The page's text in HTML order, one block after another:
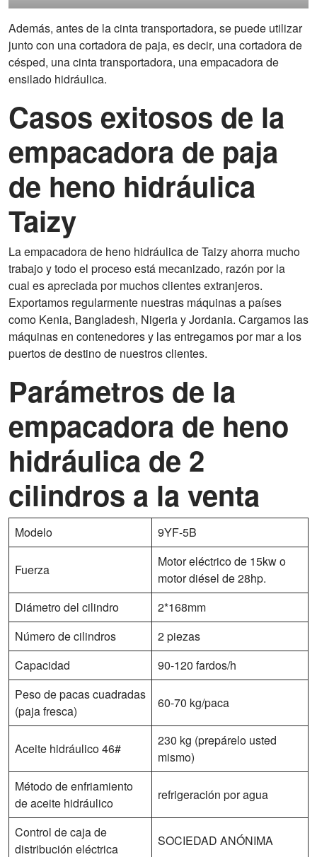
Además, antes de la cinta transportadora, se puede utilizar
junto con una cortadora de paja, es decir, una cortadora de
césped, una cinta transportadora, una empacadora de
ensilado hidráulica.
Casos exitosos de la
empacadora de paja
de heno hidráulica
Taizy
La empacadora de heno hidráulica de Taizy ahorra mucho
trabajo y todo el proceso está mecanizado, razón por la
cual es apreciada por muchos clientes extranjeros.
Exportamos regularmente nuestras máquinas a países
como Kenia, Bangladesh, Nigeria y Jordania. Cargamos las
máquinas en contenedores y las entregamos por mar a los
puertos de destino de nuestros clientes.
Parámetros de la
empacadora de heno
hidráulica de 2
cilindros a la venta
Modelo 9YF-5B
Fuerza
Motor eléctrico de 15kw o
motor diésel de 28hp.
Diámetro del cilindro
2*168mm
Número de cilindros
2 piezas
Capacidad
90-120 fardos/h
Peso de pacas cuadradas
(paja fresca)
60-70 kg/paca
Aceite hidráulico 46#
230 kg (prepárelo usted
mismo)
Método de enfriamiento
de aceite hidráulico
refrigeración por agua
Control de caja de
distribución eléctrica
SOCIEDAD ANÓNIMA